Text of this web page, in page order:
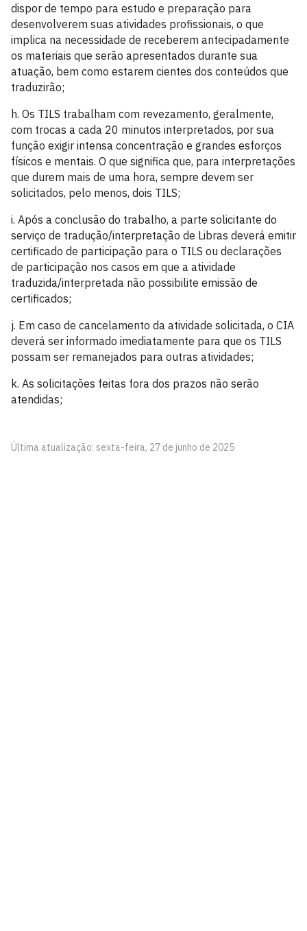
dispor de tempo para estudo e preparação para
desenvolverem suas atividades profissionais, o que
implica na necessidade de receberem antecipadamente
os materiais que serão apresentados durante sua
atuação, bem como estarem cientes dos conteúdos que
traduzirão;
h. Os TILS trabalham com revezamento, geralmente,
com trocas a cada 20 minutos interpretados, por sua
função exigir intensa concentração e grandes esforços
físicos e mentais. O que significa que, para interpretações
que durem mais de uma hora, sempre devem ser
solicitados, pelo menos, dois TILS;
i. Após a conclusão do trabalho, a parte solicitante do
serviço de tradução/interpretação de Libras deverá emitir
certificado de participação para o TILS ou declarações
de participação nos casos em que a atividade
traduzida/interpretada não possibilite emissão de
certificados;
j. Em caso de cancelamento da atividade solicitada, o CIA
deverá ser informado imediatamente para que os TILS
possam ser remanejados para outras atividades;
k. As solicitações feitas fora dos prazos não serão
atendidas;
Última atualização: sexta-feira, 27 de junho de 2025